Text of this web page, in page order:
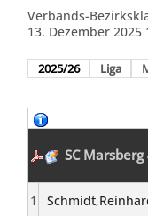
Verbands-
13. Dezember 2025
2025/26 Liga
SC Marsberg
1